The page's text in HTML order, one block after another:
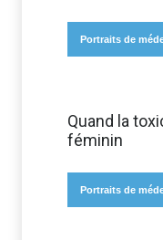
Portraits de
Quand la
féminin
Portraits de